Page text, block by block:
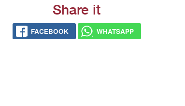
Share it
FACEBOOK WHATSAPP